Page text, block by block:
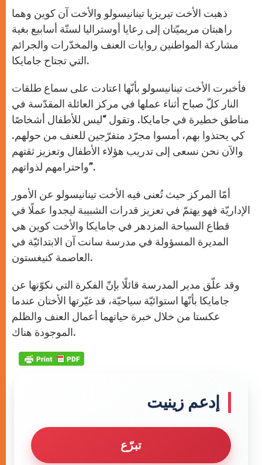
p
p
g
e
r
o
k
r
ذهبت الأخت تيريزيا تينانيسولو والأخت آن كوين وهما
راهبتان مريميّتان إلى رعايا أوستراليا لستّة أسابيع بغية
مشاركة المواطنين روايات العنف والمخدّرات والجرائم
التي تجتاح جامايكا.
فأخبرت الأخت تينانيسولو بأنّها اعتادت على سماع طلقات
النار كلّ صباح أثناء عملها في مركز العائلة المقدّسة في
مناطق خطيرة في جامايكا. وتقول “ليس للأطفال أشخاصًا
كي يحتذوا بهم، أمسوا مجرّد متفرّجين للعنف من حولهم.
والآن نحن نسعى إلى تدريب هؤلاء الأطفال وتعزيز ثقتهم
واحترامهم لذواتهم”.
أمّا المركز حيث تُعنى فيه الأخت تينانيسولو عن الأمور
الإداريّة فهو يهتمّ في تعزيز قدرات الشبيبة ليجدوا عملًا في
قطاع السياحة المزدهر في جامايكا والأخت كوين هي
المديرة المسؤولة في مدرسة سانت آن الابتدائيّة في
العاصمة كنيغستون.
وقد علّق مدير المدرسة قائلًا بإنّ الفكرة التي نكوّنها عن
جامايكا بأنّها استوائيّة سياحيّة، قد غيّرتها الأختان عندما
عكستا من خلال خبرة حياتهما أعمال العنف والظلم
الموجودة هناك.
إدعم زينيت
تبرّع